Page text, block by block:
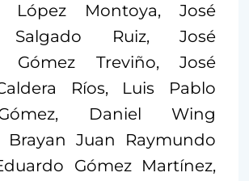
López Montoya, José
Salgado Ruiz, José
Gómez Treviño, José
Ríos, Luis Pablo
Daniel Wing
Brayan Juan Raymundo
Gómez Martínez,